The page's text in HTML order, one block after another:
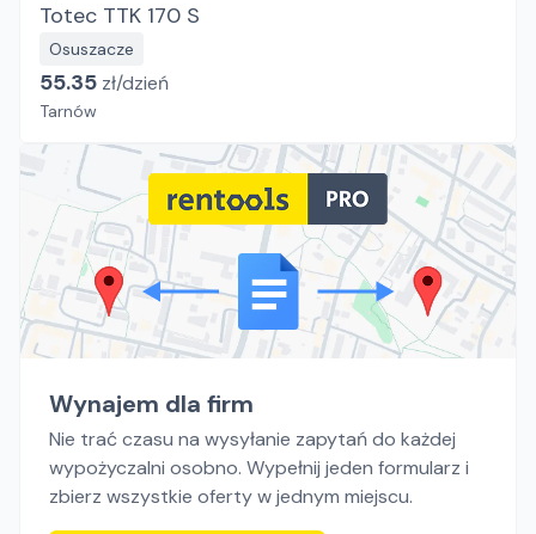
Totec TTK 170 S
Osuszacze
55.35 zł/dzień
Tarnów
Wynajem dla firm
Nie trać czasu na wysyłanie zapytań do każdej
wypożyczalni osobno. Wypełnij jeden formularz i
zbierz wszystkie oferty w jednym miejscu.